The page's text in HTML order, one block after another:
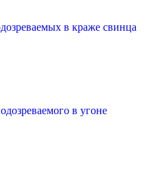
в краже свинца
в угоне